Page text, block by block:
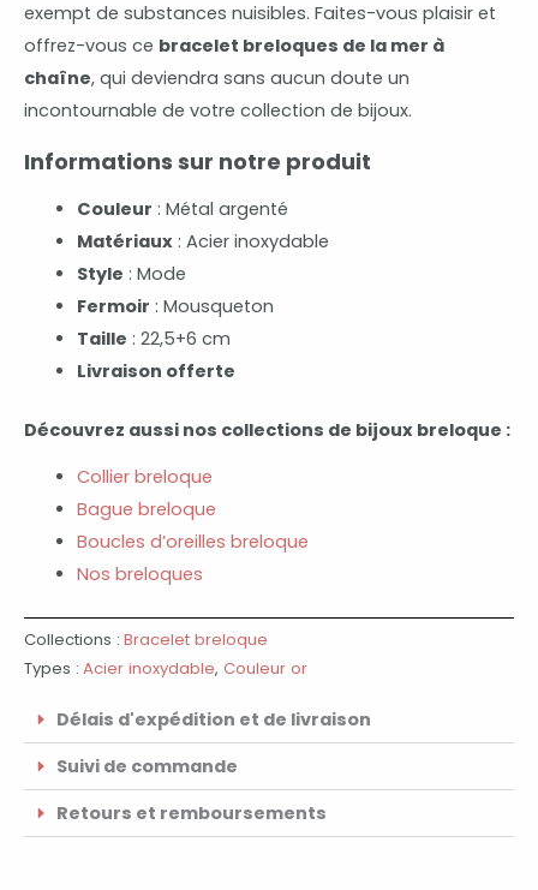
exempt de substances nuisibles. Faites-vous plaisir et
offrez-vous ce bracelet breloques de la mer à
chaîne, qui deviendra sans aucun doute un
incontournable de votre collection de bijoux.
Informations sur notre produit
Couleur : Métal argenté
Matériaux: Acier inoxydable
Style : Mode
Fermoir : Mousqueton
Taille : 22,5+6 cm
Livraison offerte
Découvrez aussi nos collections de bijoux breloque :
Collier breloque
Bague breloque
Boucles d’oreilles breloque
Nos breloques
Collections : Bracelet breloque
Types : Acier inoxydable, Couleur or
Délais d'expédition et de livraison
Suivi de commande
Retours et remboursements